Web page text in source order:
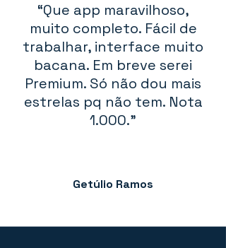
“Que app maravilhoso,
muito completo. Fácil de
trabalhar, interface muito
bacana. Em breve serei
Premium. Só não dou mais
estrelas pq não tem. Nota
1.000."
Getúlio Ramos